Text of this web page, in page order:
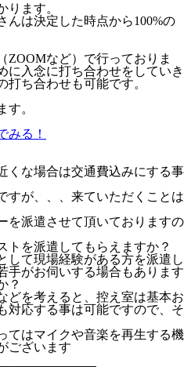
ります。
は決定した時点から100%の
ZOOMなど）で行っておりま
に入念に打ち合わせをしていき
打ち合わせも可能です。
す。
みる！
くな場合は交通費込みにする事
すが、、、来ていただくことは
を派遣させて頂いておりますの
トを派遣してもらえますか？
して現場経験がある方を派遣し
手がお伺いする場合もあります
？
どを考えると、控え室は基本お
対応する事は可能ですので、そ
てはマイクや音楽を再生する機
ございます